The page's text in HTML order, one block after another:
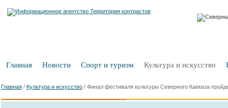
Главная Новости Спорт и туризм Культура и искусство
Главная / Культура и искусство / Финал фестиваля культуры Северного Кавказа